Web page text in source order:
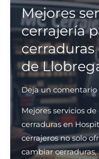
cerrajero
24
horas
en
Sabadell?
Mejores
cerrajería
de
Deja un comentario
Mejores servicios
cerraduras en
cerrajeros no solo
cambiar